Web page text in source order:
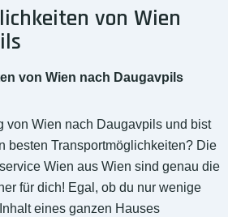
von Wien
von Wien nach Daugavpils
von Wien nach Daugavpils und bist
besten Transportmöglichkeiten? Die
Wien aus Wien sind genau die
für dich! Egal, ob du nur wenige
eines ganzen Hauses